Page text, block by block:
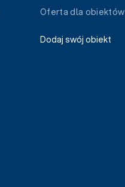
Oferta dla obiektów
Dodaj swój obiekt